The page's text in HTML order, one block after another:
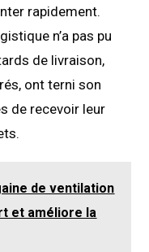
rapidement.
n’a pas pu
de livraison,
ont terni son
de recevoir leur
de ventilation
et améliore la